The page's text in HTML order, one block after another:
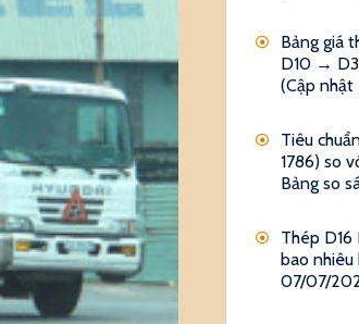
Bảng giá
D10 →
(Cập
Tiêu
1786) so
Bảng so
Thép
bao
07/07/